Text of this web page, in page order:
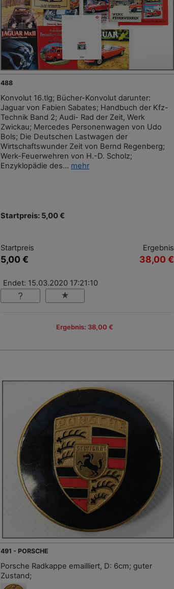
488
Konvolut 16.tlg; Bücher-Konvolut darunter:
Jaguar von Fabien Sabates; Handbuch der Kfz-
Technik Band 2; Audi- Rad der Zeit, Werk
Zwickau; Mercedes Personenwagen von Udo
Bols; Die Deutschen Lastwagen der
Wirtschaftswunder Zeit von Bernd Regenberg;
Werk-Feuerwehren von H.-D. Scholz;
Enzyklopädie des... mehr
Startpreis: 5,00 €
Startpreis
5,00 €
Ergebnis
38,00 €
Endet: 15.03.2020 17:21:10
Ergebnis: 38,00 €
491 - PORSCHE
Porsche Radkappe emailliert, D: 6cm; guter
Zustand;